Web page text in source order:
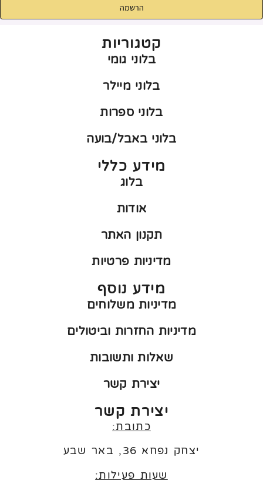
הרשמה
קטגוריות
בלוני גומי
בלוני מיילר
בלוני ספרות
בלוני באבל/בועה
מידע כללי
בלוג
אודות
תקנון האתר
מדיניות פרטיות
מידע נוסף
מדיניות משלוחים
מדיניות החזרות וביטולים
שאלות ותשובות
יצירת קשר
יצירת קשר
כתובת:
יצחק נפחא 36, באר שבע
שעות פעילות: